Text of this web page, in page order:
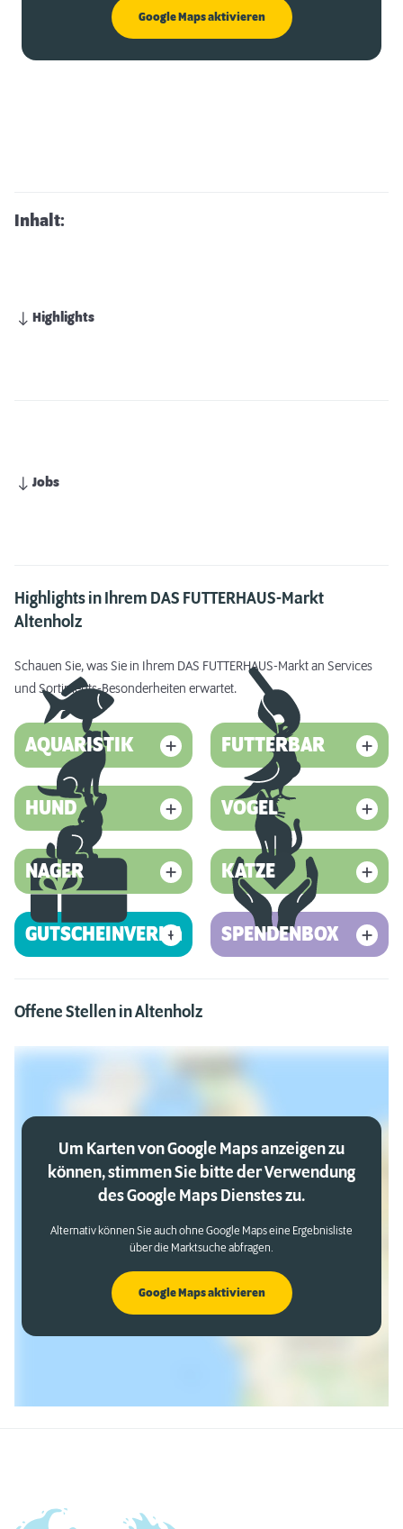
Google Maps aktivieren
Inhalt:
Highlights
Jobs
Highlights in Ihrem DAS FUTTERHAUS-Markt
Altenholz
Schauen Sie, was Sie in Ihrem DAS FUTTERHAUS-Markt an Services
und Sortiments-Besonderheiten erwartet.
AQUARISTIK FUTTERBAR
HUND VOGEL
NAGER KATZE
GUTSCHEINVERKAUF SPENDENBOX
Offene Stellen in Altenholz
Um Karten von Google Maps anzeigen zu
können, stimmen Sie bitte der Verwendung
des Google Maps Dienstes zu.
Alternativ können Sie auch ohne Google Maps eine Ergebnisliste
über die Marktsuche abfragen.
Google Maps aktivieren